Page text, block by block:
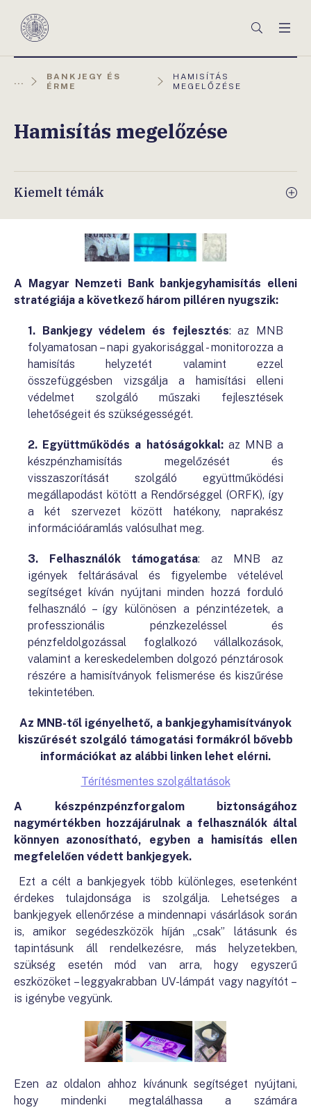
Magyar
Keresés
...
BANKJEGY ÉS
ÉRME
AKTUÁLIS
OLDAL:
HAMISÍTÁS
MEGELŐZÉSE
Hamisítás megelőzése
Kiemelt témák
A Magyar Nemzeti Bank bankjegyhamisítás elleni
stratégiája a következő három pilléren nyugszik:
1. Bankjegy védelem és fejlesztés: az MNB
folyamatosan – napi gyakorisággal - monitorozza a
hamisítás helyzetét valamint ezzel
összefüggésben vizsgálja a hamisítási elleni
védelmet szolgáló műszaki fejlesztések
lehetőségeit és szükségességét.
2. Együttműködés a hatóságokkal:az MNB a
készpénzhamisítás megelőzését és
visszaszorítását szolgáló együttműködési
megállapodást kötött a Rendőrséggel (ORFK), így
a két szervezet között hatékony, naprakész
információáramlás valósulhat meg.
3. Felhasználók támogatása: az MNB az
igények feltárásával és figyelembe vételével
segítséget kíván nyújtani minden hozzá forduló
felhasználó – így különösen a pénzintézetek, a
professzionális pénzkezeléssel és
pénzfeldolgozással foglalkozó vállalkozások,
valamint a kereskedelemben dolgozó pénztárosok
részére a hamisítványok felismerése és kiszűrése
tekintetében.
Az MNB-től igényelhető, a bankjegyhamisítványok
kiszűrését szolgáló támogatási formákról bővebb
információkat az alábbi linken lehet elérni.
Térítésmentes szolgáltatások
A készpénzpénzforgalom biztonságához
nagymértékben hozzájárulnak a felhasználók által
könnyen azonosítható, egyben a hamisítás ellen
megfelelően védett bankjegyek.
Ezt a célt a bankjegyek több különleges, esetenként
érdekes tulajdonsága is szolgálja. Lehetséges a
bankjegyek ellenőrzése a mindennapi vásárlások során
is, amikor segédeszközök híján „csak” látásunk és
tapintásunk áll rendelkezésre, más helyzetekben,
szükség esetén mód van arra, hogy egyszerű
eszközöket – leggyakrabban UV-lámpát vagy nagyítót –
is igénybe vegyünk.
Ezen az oldalon ahhoz kívánunk segítséget nyújtani,
hogy mindenki megtalálhassa a számára